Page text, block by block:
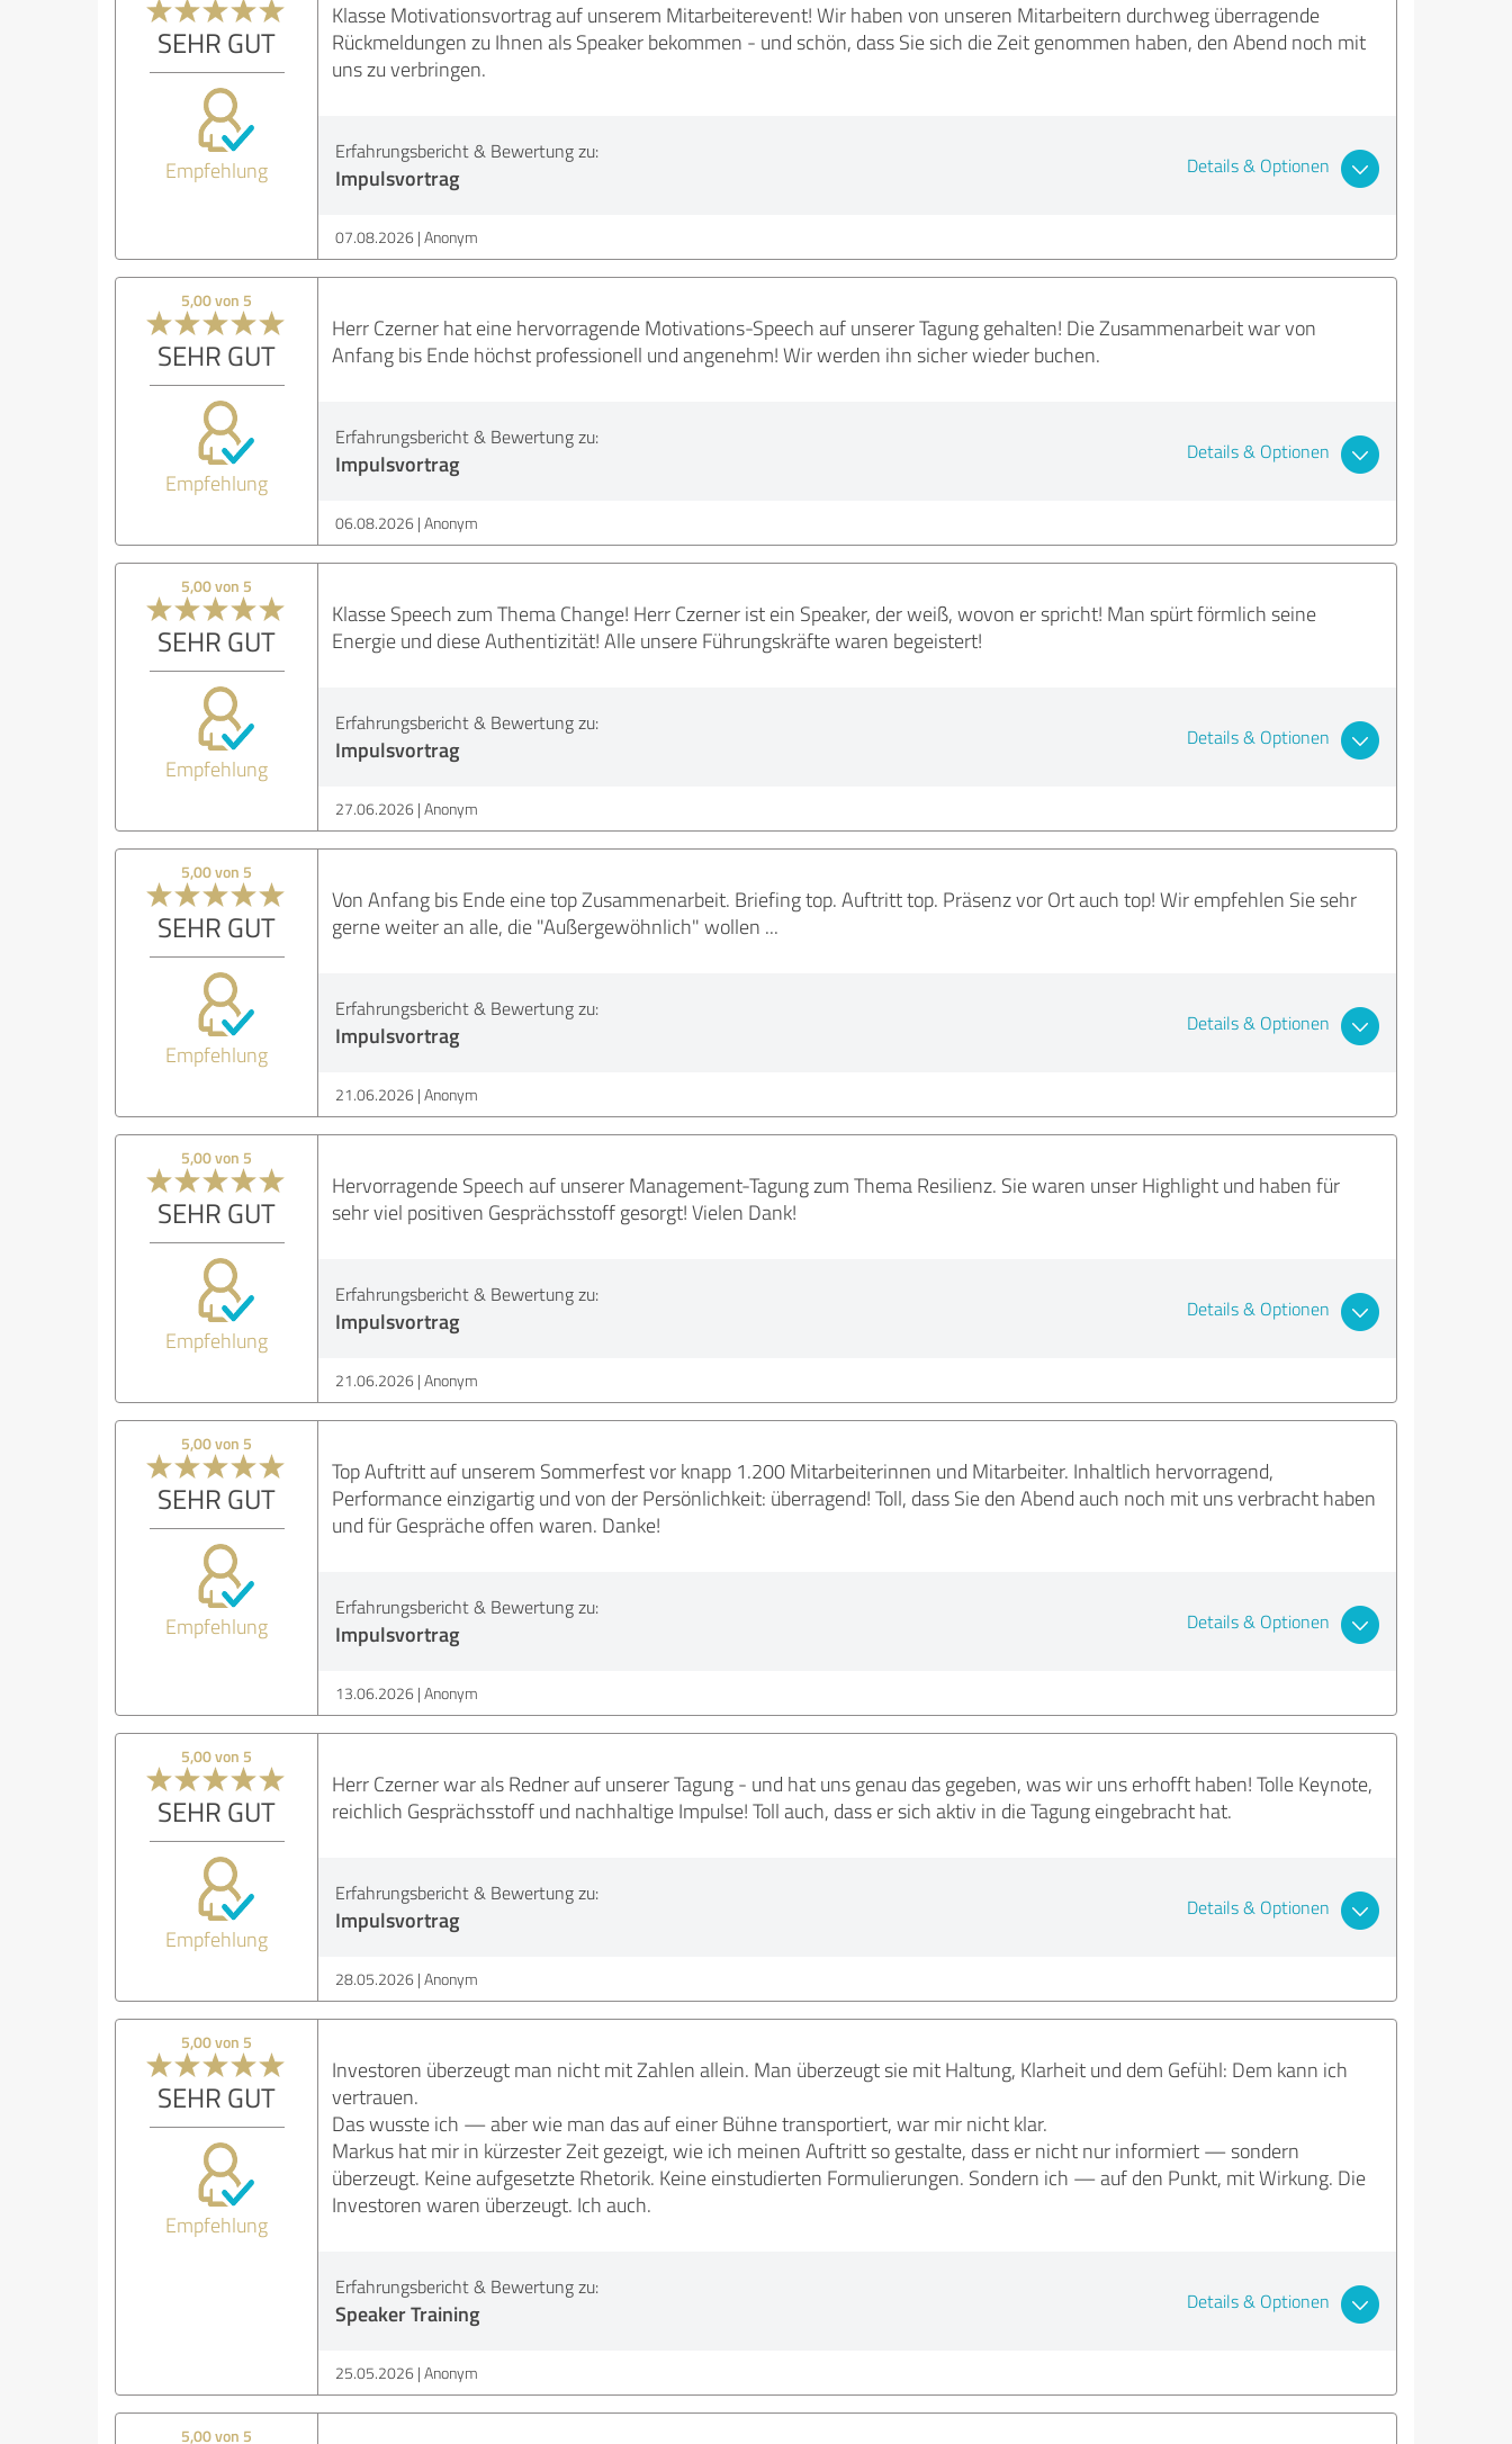
SEHR GUT
Empfehlung
Klasse Motivationsvortrag auf unserem Mitarbeiterevent! Wir haben von unseren Mitarbeitern durchweg überragende
Rückmeldungen zu Ihnen als Speaker bekommen - und schön, dass Sie sich die Zeit genommen haben, den Abend noch mit
uns zu verbringen.
Erfahrungsbericht & Bewertung zu:
Impulsvortrag Details & Optionen
07.08.2026 Anonym
5,00 von 5
SEHR GUT
Empfehlung
Herr Czerner hat eine hervorragende Motivations-Speech auf unserer Tagung gehalten! Die Zusammenarbeit war von
Anfang bis Ende höchst professionell und angenehm! Wir werden ihn sicher wieder buchen.
Erfahrungsbericht & Bewertung zu:
Impulsvortrag Details & Optionen
06.08.2026 Anonym
5,00 von 5
SEHR GUT
Empfehlung
Klasse Speech zum Thema Change! Herr Czerner ist ein Speaker, der weiß, wovon er spricht! Man spürt förmlich seine
Energie und diese Authentizität! Alle unsere Führungskräfte waren begeistert!
Erfahrungsbericht & Bewertung zu:
Impulsvortrag Details & Optionen
27.06.2026 Anonym
5,00 von 5
SEHR GUT
Empfehlung
Von Anfang bis Ende eine top Zusammenarbeit. Briefing top. Auftritt top. Präsenz vor Ort auch top! Wir empfehlen Sie sehr
gerne weiter an alle, die "Außergewöhnlich" wollen ...
Erfahrungsbericht & Bewertung zu:
Impulsvortrag Details & Optionen
21.06.2026 Anonym
5,00 von 5
SEHR GUT
Empfehlung
Hervorragende Speech auf unserer Management-Tagung zum Thema Resilienz. Sie waren unser Highlight und haben für
sehr viel positiven Gesprächsstoff gesorgt! Vielen Dank!
Erfahrungsbericht & Bewertung zu:
Impulsvortrag Details & Optionen
21.06.2026 Anonym
5,00 von 5
SEHR GUT
Empfehlung
Top Auftritt auf unserem Sommerfest vor knapp 1.200 Mitarbeiterinnen und Mitarbeiter. Inhaltlich hervorragend,
Performance einzigartig und von der Persönlichkeit: überragend! Toll, dass Sie den Abend auch noch mit uns verbracht haben
und für Gespräche offen waren. Danke!
Erfahrungsbericht & Bewertung zu:
Impulsvortrag Details & Optionen
13.06.2026 Anonym
5,00 von 5
SEHR GUT
Empfehlung
Herr Czerner war als Redner auf unserer Tagung - und hat uns genau das gegeben, was wir uns erhofft haben! Tolle Keynote,
reichlich Gesprächsstoff und nachhaltige Impulse! Toll auch, dass er sich aktiv in die Tagung eingebracht hat.
Erfahrungsbericht & Bewertung zu:
Impulsvortrag Details & Optionen
28.05.2026 Anonym
5,00 von 5
SEHR GUT
Empfehlung
Investoren überzeugt man nicht mit Zahlen allein. Man überzeugt sie mit Haltung, Klarheit und dem Gefühl: Dem kann ich
vertrauen.
Das wusste ich — aber wie man das auf einer Bühne transportiert, war mir nicht klar.
Markus hat mir in kürzester Zeit gezeigt, wie ich meinen Auftritt so gestalte, dass er nicht nur informiert — sondern
überzeugt. Keine aufgesetzte Rhetorik. Keine einstudierten Formulierungen. Sondern ich — auf den Punkt, mit Wirkung. Die
Investoren waren überzeugt. Ich auch.
Erfahrungsbericht & Bewertung zu:
Speaker Training Details & Optionen
25.05.2026 Anonym
5,00 von 5